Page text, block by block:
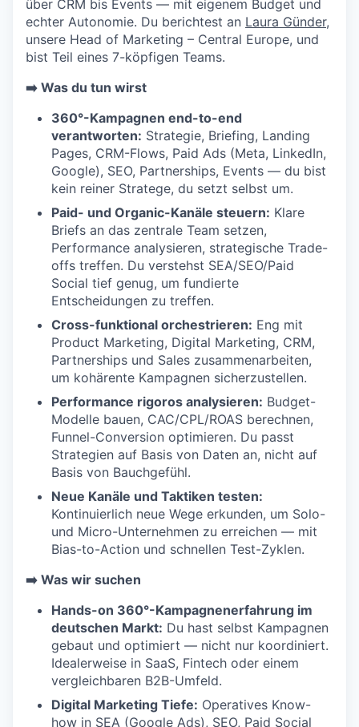
über CRM bis Events — mit eigenem Budget und
echter Autonomie. Du berichtest an Laura Günder,
unsere Head of Marketing – Central Europe, und
bist Teil eines 7-köpfigen Teams.
➡️ Was du tun wirst
360°-Kampagnen end-to-end
verantworten: Strategie, Briefing, Landing
Pages, CRM-Flows, Paid Ads (Meta, LinkedIn,
Google), SEO, Partnerships, Events — du bist
kein reiner Stratege, du setzt selbst um.
Paid- und Organic-Kanäle steuern: Klare
Briefs an das zentrale Team setzen,
Performance analysieren, strategische Trade-
offs treffen. Du verstehst SEA/SEO/Paid
Social tief genug, um fundierte
Entscheidungen zu treffen.
Cross-funktional orchestrieren: Eng mit
Product Marketing, Digital Marketing, CRM,
Partnerships und Sales zusammenarbeiten,
um kohärente Kampagnen sicherzustellen.
Performance rigoros analysieren: Budget-
Modelle bauen, CAC/CPL/ROAS berechnen,
Funnel-Conversion optimieren. Du passt
Strategien auf Basis von Daten an, nicht auf
Basis von Bauchgefühl.
Neue Kanäle und Taktiken testen:
Kontinuierlich neue Wege erkunden, um Solo-
und Micro-Unternehmen zu erreichen — mit
Bias-to-Action und schnellen Test-Zyklen.
➡️ Was wir suchen
Hands-on 360°-Kampagnenerfahrung im
deutschen Markt: Du hast selbst Kampagnen
gebaut und optimiert — nicht nur koordiniert.
Idealerweise in SaaS, Fintech oder einem
vergleichbaren B2B-Umfeld.
Digital Marketing Tiefe: Operatives Know-
how in SEA (Google Ads), SEO, Paid Social